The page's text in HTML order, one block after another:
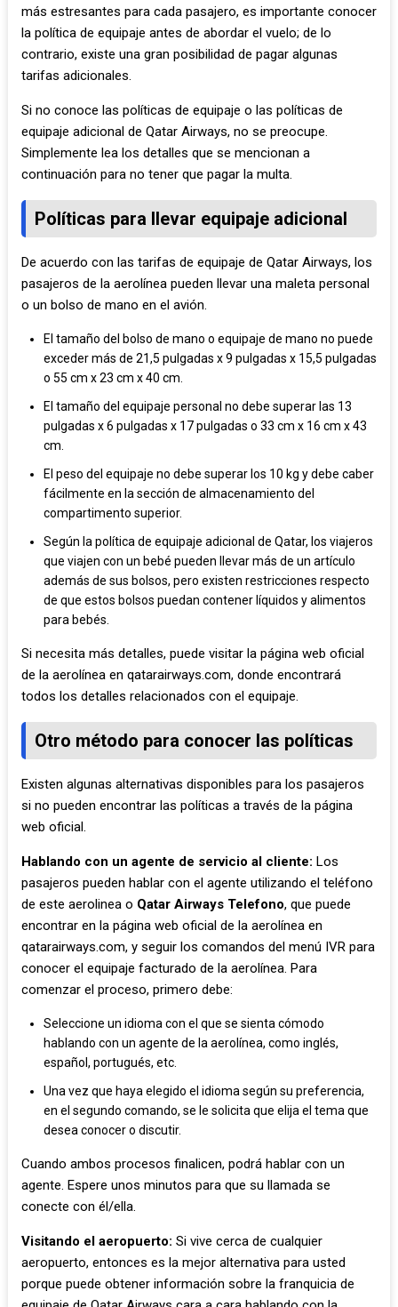
más estresantes para cada pasajero, es importante conocer
la política de equipaje antes de abordar el vuelo; de lo
contrario, existe una gran posibilidad de pagar algunas
tarifas adicionales.
Si no conoce las políticas de equipaje o las políticas de
equipaje adicional de Qatar Airways, no se preocupe.
Simplemente lea los detalles que se mencionan a
continuación para no tener que pagar la multa.
Políticas para llevar equipaje adicional
De acuerdo con las tarifas de equipaje de Qatar Airways, los
pasajeros de la aerolínea pueden llevar una maleta personal
o un bolso de mano en el avión.
El tamaño del bolso de mano o equipaje de mano no puede
exceder más de 21,5 pulgadas x 9 pulgadas x 15,5 pulgadas
o 55 cm x 23 cm x 40 cm.
El tamaño del equipaje personal no debe superar las 13
pulgadas x 6 pulgadas x 17 pulgadas o 33 cm x 16 cm x 43
cm.
El peso del equipaje no debe superar los 10 kg y debe caber
fácilmente en la sección de almacenamiento del
compartimento superior.
Según la política de equipaje adicional de Qatar, los viajeros
que viajen con un bebé pueden llevar más de un artículo
además de sus bolsos, pero existen restricciones respecto
de que estos bolsos puedan contener líquidos y alimentos
para bebés.
Si necesita más detalles, puede visitar la página web oficial
de la aerolínea en qatarairways.com, donde encontrará
todos los detalles relacionados con el equipaje.
Otro método para conocer las políticas
Existen algunas alternativas disponibles para los pasajeros
si no pueden encontrar las políticas a través de la página
web oficial.
Hablando con un agente de servicio al cliente: Los
pasajeros pueden hablar con el agente utilizando el teléfono
de este aerolinea o Qatar Airways Telefono, que puede
encontrar en la página web oficial de la aerolínea en
qatarairways.com, y seguir los comandos del menú IVR para
conocer el equipaje facturado de la aerolínea. Para
comenzar el proceso, primero debe:
Seleccione un idioma con el que se sienta cómodo
hablando con un agente de la aerolínea, como inglés,
español, portugués, etc.
Una vez que haya elegido el idioma según su preferencia,
en el segundo comando, se le solicita que elija el tema que
desea conocer o discutir.
Cuando ambos procesos finalicen, podrá hablar con un
agente. Espere unos minutos para que su llamada se
conecte con él/ella.
Visitando el aeropuerto: Si vive cerca de cualquier
aeropuerto, entonces es la mejor alternativa para usted
porque puede obtener información sobre la franquicia de